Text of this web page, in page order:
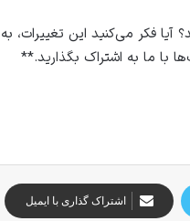
آیا فکر می‌کنید این
با ما به اشتراک بگذارید.**
اشتراک گذاری با ایمیل